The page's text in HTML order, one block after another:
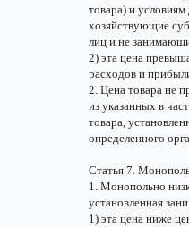
товара) и
хозяйствующие
лиц и не
2) эта цена
расходов и
2. Цена товара не
из указанных в
товара,
определенного
Статья 7.
1. Монопольно
установленная
1) эта цена ниже